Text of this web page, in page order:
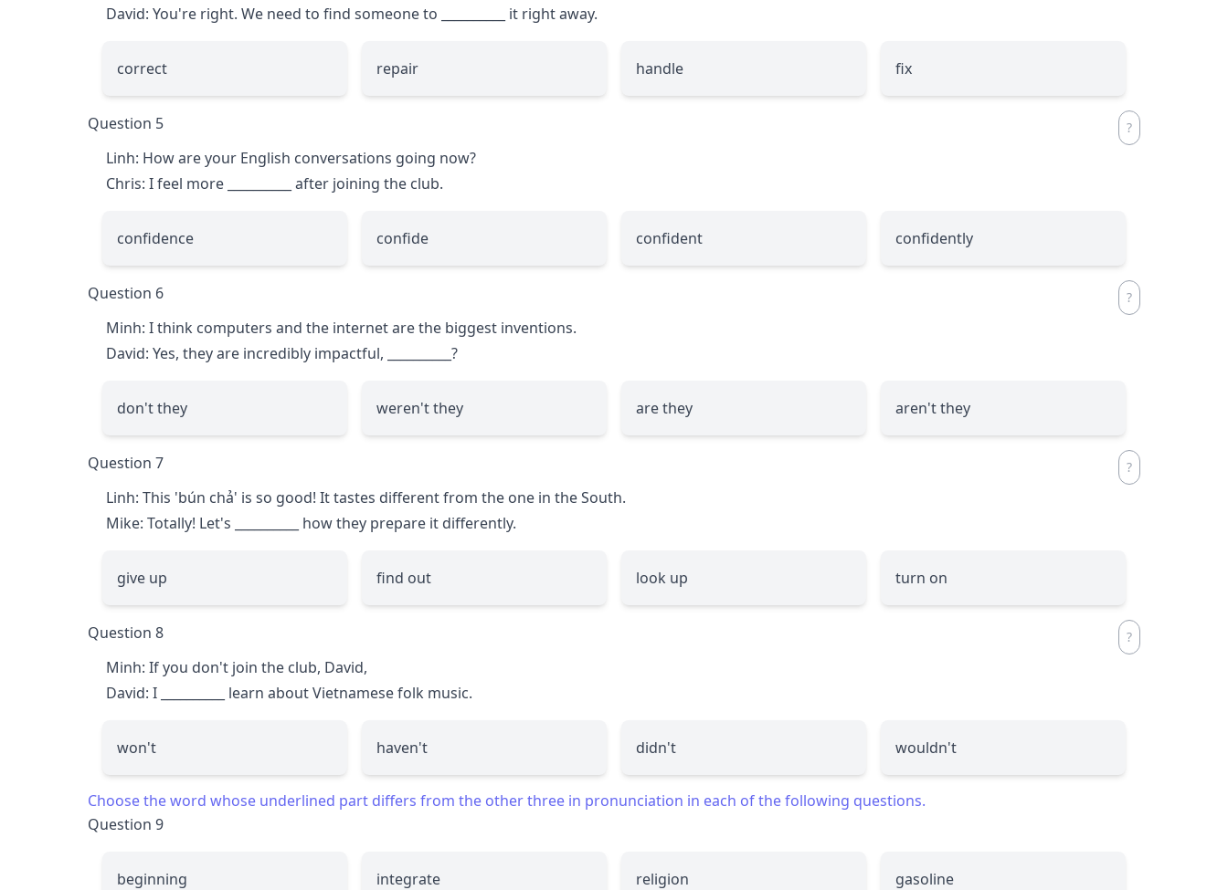
David: You're right. We need to find someone to
it right away.
correct repair handle fix
Question 5
Linh: How are your English conversations going now?
Chris: I feel more
after joining the club.
confidence confide confident confidently
Question 6
Minh: I think computers and the internet are the biggest inventions.
David: Yes, they are incredibly impactful,
?
don't they weren't they are they aren't they
Question 7
Linh: This 'bún chả' is so good! It tastes different from the one in the South.
Mike: Totally! Let's
how they prepare it differently.
give up find out look up turn on
Question 8
Minh: If you don't join the club, David,
David: I
learn about Vietnamese folk music.
won't haven't didn't wouldn't
Choose the word whose underlined part differs from the other three in pronunciation in each of the following questions.
Question 9
beginning integrate religion gasoline